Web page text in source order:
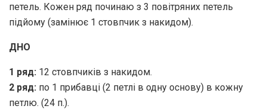
петель. Кожен ряд починаю з 3 повітряних петель
підйому (замінює 1 стовпчик з накидом).
ДНО
1 ряд: 12 стовпчиків з накидом.
2 ряд: по 1 прибавці (2 петлі в одну основу) в кожну
петлю. (24 п.).